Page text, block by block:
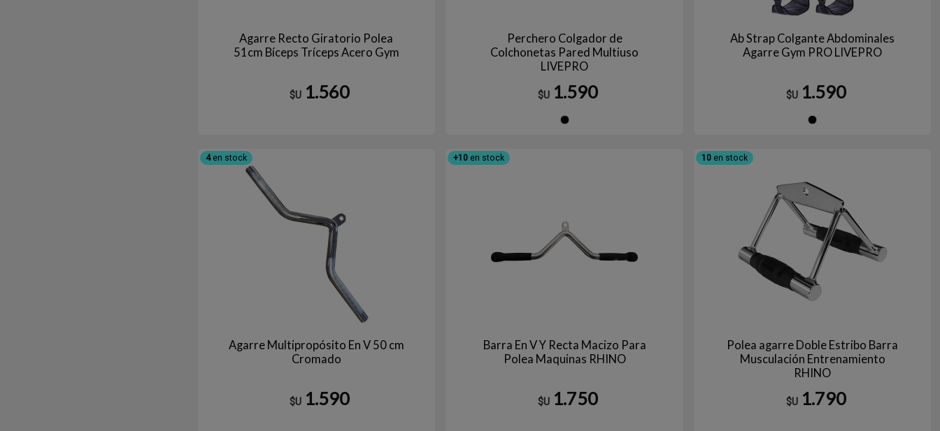
Agarre Recto Giratorio Polea
51cm Bíceps Tríceps Acero Gym
$U 1.560
Perchero Colgador de
Colchonetas Pared Multiuso
LIVEPRO
$U 1.590
Ab Strap Colgante Abdominales
Agarre Gym PRO LIVEPRO
$U 1.590
4en stock
Agarre Multipropósito En V 50 cm
Cromado
$U 1.590
+10 en stock
Barra En V Y Recta Macizo Para
Polea Maquinas RHINO
$U 1.750
10en stock
Polea agarre Doble Estribo Barra
Musculación Entrenamiento
RHINO
$U 1.790